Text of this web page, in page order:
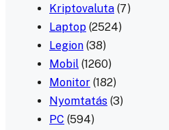
Kriptovaluta (7)
Laptop (2524)
Legion (38)
Mobil (1260)
Monitor (182)
Nyomtatás (3)
PC (594)